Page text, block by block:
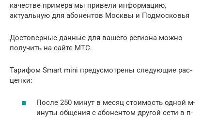
качестве примера мы привели информацию,
актуальную для абонентов Москвы и Подмосковья
Достоверные данные для вашего региона можно
получить на сайте МТС.
Тарифом Smart mini предусмотрены следующие рас­
ценки:
После 250 минут в месяц стоимость одной м­
инуты общения с абонентом другой сети в п­